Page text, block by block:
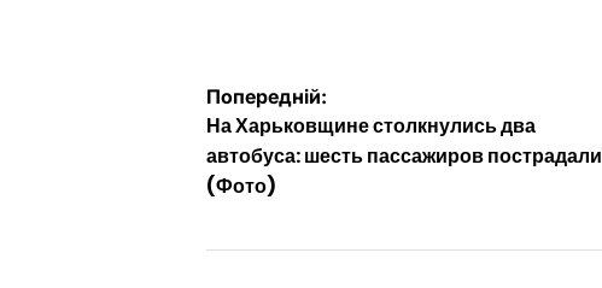
Навігація
записів
Попередній:
На Харьковщине столкнулись два
автобуса: шесть пассажиров пострадали
(Фото)